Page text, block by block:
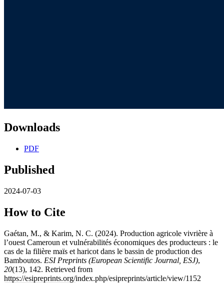
Downloads
PDF
Published
2024-07-03
How to Cite
Gaétan, M., & Karim, N. C. (2024). Production agricole vivrière à
l’ouest Cameroun et vulnérabilités économiques des producteurs : le
cas de la filière maïs et haricot dans le bassin de production des
Bamboutos. ESI Preprints (European Scientific Journal, ESJ),
20(13), 142. Retrieved from
https://esipreprints.org/index.php/esipreprints/article/view/1152